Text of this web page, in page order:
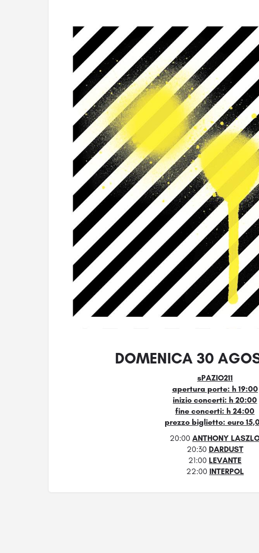
DOMENICA 30
sPAZIO211
apertura porte: h 19:00
inizio concerti: h 20:00
fine concerti: h 24:00
prezzo biglietto: euro
20:00ANTHONY
20:30 DARDUST
21:00 LEVANTE
22:00 INTERPOL